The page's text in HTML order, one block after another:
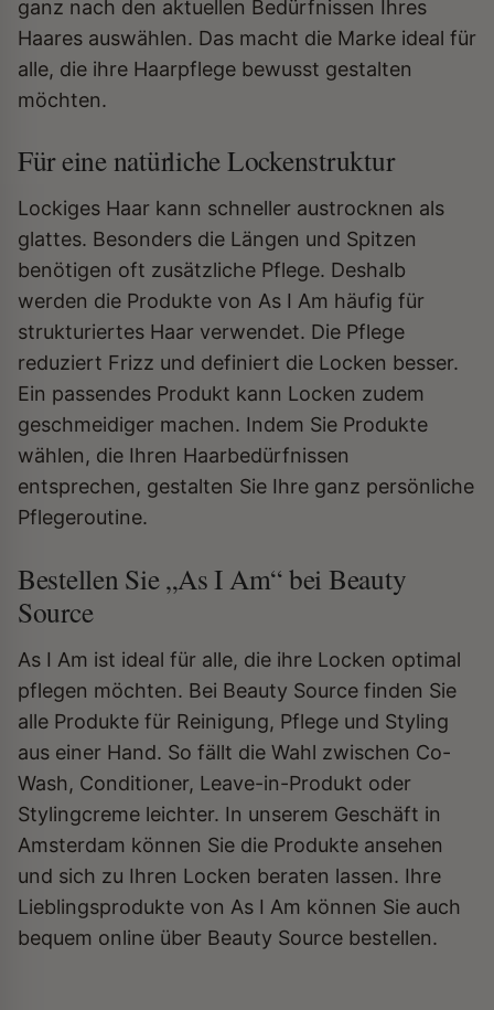
ganz nach den aktuellen Bedürfnissen Ihres
Haares auswählen. Das macht die Marke ideal für
alle, die ihre Haarpflege bewusst gestalten
möchten.
Für eine natürliche Lockenstruktur
Lockiges Haar kann schneller austrocknen als
glattes. Besonders die Längen und Spitzen
benötigen oft zusätzliche Pflege. Deshalb
werden die Produkte von As I Am häufig für
strukturiertes Haar verwendet. Die Pflege
reduziert Frizz und definiert die Locken besser.
Ein passendes Produkt kann Locken zudem
geschmeidiger machen. Indem Sie Produkte
wählen, die Ihren Haarbedürfnissen
entsprechen, gestalten Sie Ihre ganz persönliche
Pflegeroutine.
Bestellen Sie „As I Am“ bei Beauty
Source
As I Am ist ideal für alle, die ihre Locken optimal
pflegen möchten. Bei Beauty Source finden Sie
alle Produkte für Reinigung, Pflege und Styling
aus einer Hand. So fällt die Wahl zwischen Co-
Wash, Conditioner, Leave-in-Produkt oder
Stylingcreme leichter. In unserem Geschäft in
Amsterdam können Sie die Produkte ansehen
und sich zu Ihren Locken beraten lassen. Ihre
Lieblingsprodukte von As I Am können Sie auch
bequem online über Beauty Source bestellen.